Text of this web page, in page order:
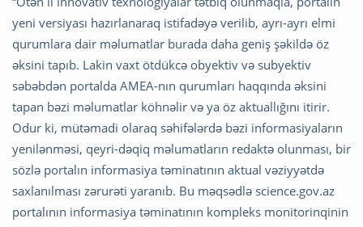
yeni versiyası hazırlanaraq istifadəyə verilib, ayrı-ayrı elmi
qurumlara dair məlumatlar burada daha geniş şəkildə öz
əksini tapıb. Lakin vaxt ötdükcə obyektiv və subyektiv
səbəbdən portalda AMEA-nın qurumları haqqında əksini
tapan bəzi məlumatlar köhnəlir və ya öz aktuallığını itirir.
Odur ki, mütəmadi olaraq səhifələrdə bəzi informasiyaların
yenilənməsi, qeyri-dəqiq məlumatların redaktə olunması, bir
sözlə portalın informasiya təminatının aktual vəziyyətdə
saxlanılması zərurəti yaranıb. Bu məqsədlə science.gov.az
portalının informasiya təminatının kompleks monitorinqinin